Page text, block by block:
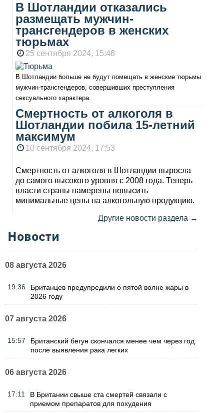
В Шотландии отказались
размещать мужчин-
трансгендеров в женских
тюрьмах
25 сентября 2024, 15:48
В Шотландии больше не будут помещать в женские тюрьмы
мужчин-трансгендеров, совершивших преступления
сексуального характера.
Смертность от алкоголя в
Шотландии побила 15-летний
максимум
10 сентября 2024, 17:53
Смертность от алкоголя в Шотландии выросла
до самого высокого уровня с 2008 года. Теперь
власти страны намерены повысить
минимальные цены на алкогольную продукцию.
Другие новости раздела →
Новости
08 августа 2026
19:36
Британцев предупредили о пятой волне жары в
2026 году
07 августа 2026
15:57
Британский бегун скончался менее чем через год
после выявления рака легких
06 августа 2026
17:11
В Британии свыше ста смертей связали с
приемом препаратов для похудения